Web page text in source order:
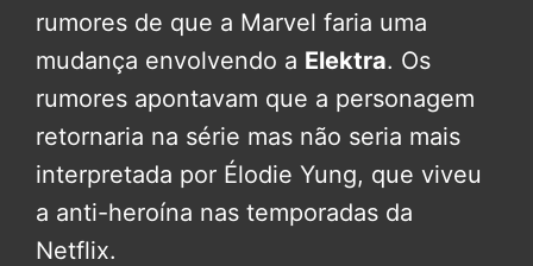
rumores de que a Marvel faria uma
mudança envolvendo a Elektra. Os
rumores apontavam que a personagem
retornaria na série mas não seria mais
interpretada por Élodie Yung, que viveu
a anti-heroína nas temporadas da
Netflix.